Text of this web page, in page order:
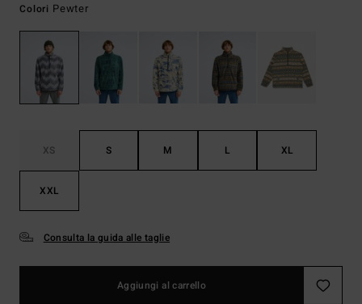
Colori Pewter
XS S M L XL
XXL
Consulta la guida alle taglie
Aggiungi al carrello